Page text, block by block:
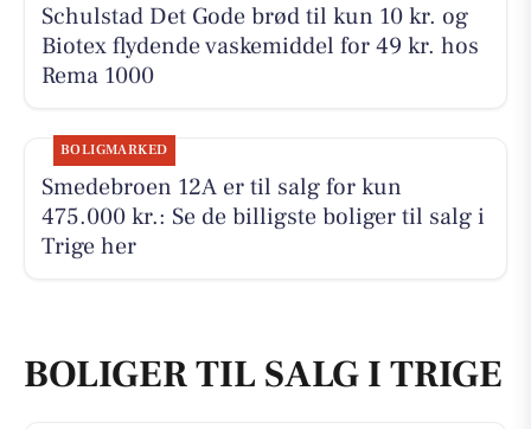
Schulstad Det Gode brød til kun 10 kr. og
Biotex flydende vaskemiddel for 49 kr. hos
Rema 1000
BOLIGMARKED
Smedebroen 12A er til salg for kun
475.000 kr.: Se de billigste boliger til salg i
Trige her
BOLIGER TIL SALG I TRIGE